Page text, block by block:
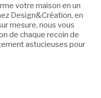
votre maison en un
Design&Création, en
mesure, nous vous
de chaque recoin de
astucieuses pour